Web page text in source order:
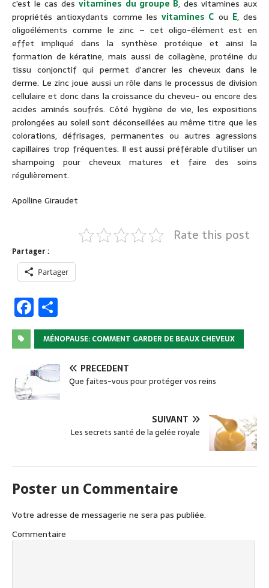
c’est le cas desvitamines du groupe B, des vitamines aux
propriétés antioxydants comme les vitamines C ou E, des
oligoéléments comme le zinc – cet oligo-élément est en
effet impliqué dans la synthèse protéique et ainsi la
formation de kératine, mais aussi de collagène, protéine du
tissu conjonctif qui permet d’ancrer les cheveux dans le
derme. Le zinc joue aussi un rôle dans le processus de division
cellulaire et donc dans la croissance du cheveu- ou encore des
acides aminés soufrés. Côté hygiène de vie, les expositions
prolongées au soleil sont déconseillées au même titre que les
colorations, défrisages, permanentes ou autres agressions
capillaires trop fréquentes. Il est aussi préférable d’utiliser un
shampoing pour cheveux matures et faire des soins
régulièrement.
Apolline Giraudet
Rate this post
Partager :
Partager
F
a
c
e
b
o
ar
ta
g
er
MÉNOPAUSE: COMMENT GARDER DE BEAUX CHEVEUX
PRÉCÉDENT
Que faites-vous pour protéger vos reins
SUIVANT
Les secrets santé de la gelée royale
Poster un Commentaire
Votre adresse de messagerie ne sera pas publiée.
Commentaire